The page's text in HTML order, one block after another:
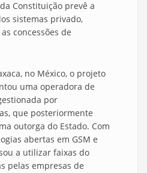
Constituição prevê a
sistemas privado,
concessões de
no México, o projeto
uma operadora de
por
que posteriormente
outorga do Estado. Com
abertas em GSM e
a utilizar faixas do
pelas empresas de